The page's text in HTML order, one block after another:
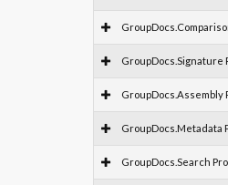
GroupDocs.Signature
GroupDocs.Assembly
GroupDocs.Metadata
GroupDocs.Search